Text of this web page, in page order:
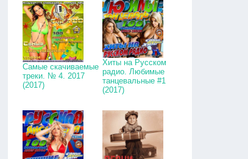
Самые скачиваемые
треки. № 4. 2017
(2017)
Хиты на Русском
радио. Любимые
танцевальные #1
(2017)